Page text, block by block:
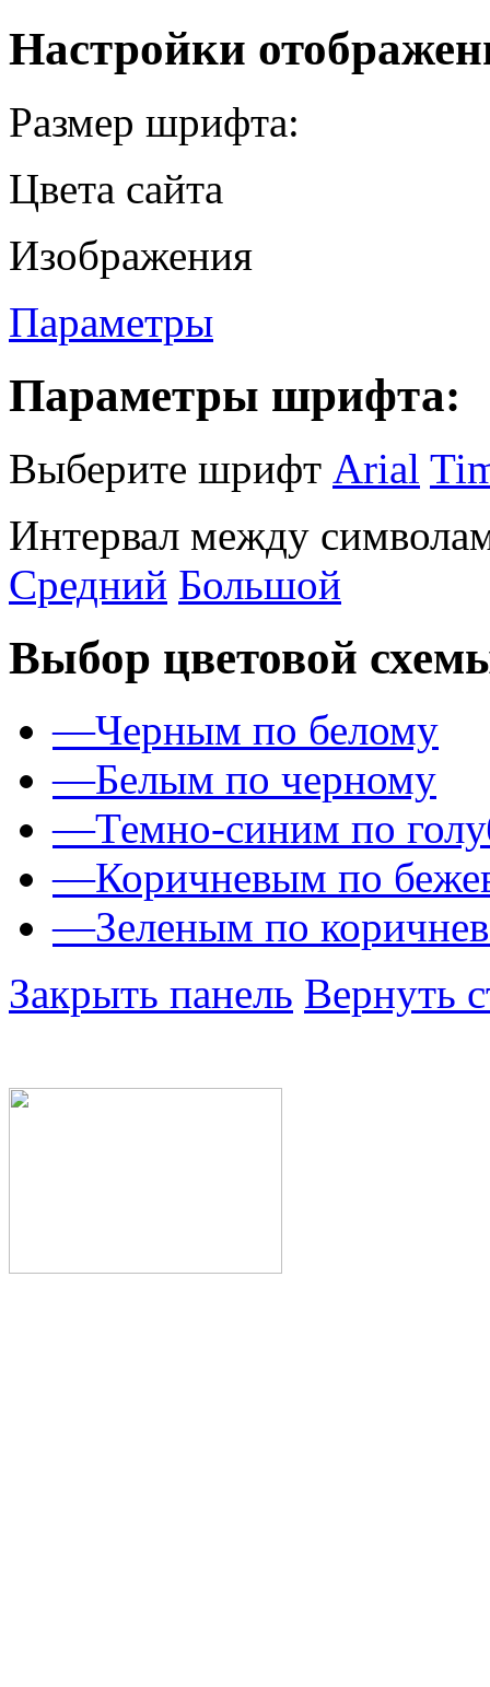
Настройки
Размер шрифта:
Цвета сайта
Изображения
Параметры
Параметры шрифта:
Выберите шрифт Arial
Интервал между
Средний Большой
Выбор цветовой
—Черным по белому
—Белым по черному
—Темно-синим по
—Коричневым по
—Зеленым по
Закрыть панель Вернуть